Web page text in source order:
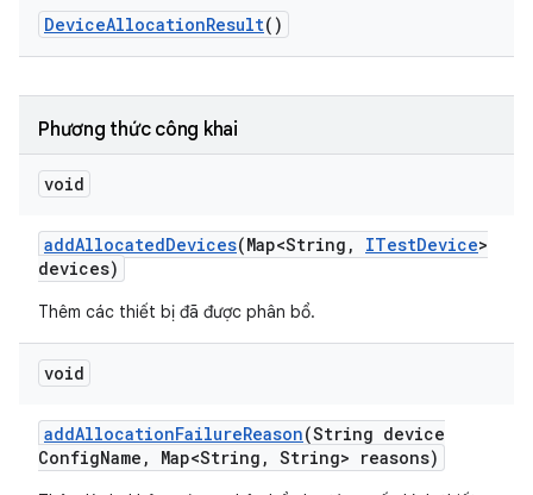
DeviceAllocationResult()
Phương thức công khai
void
addAllocatedDevices(Map<String , ITestDevice>
devices)
Thêm các thiết bị đã được phân bổ.
void
addAllocationFailureReason(String device
ConfigName , Map<String , String> reasons)